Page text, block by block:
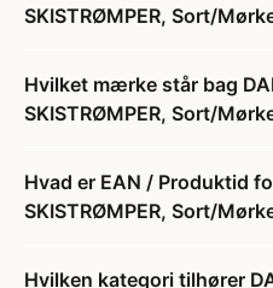
SKISTRØMPER, Sort/
Hvilket mærke står bag
SKISTRØMPER, Sort/
Hvad er EAN / Produktid
SKISTRØMPER, Sort/
Hvilken kategori tilhører